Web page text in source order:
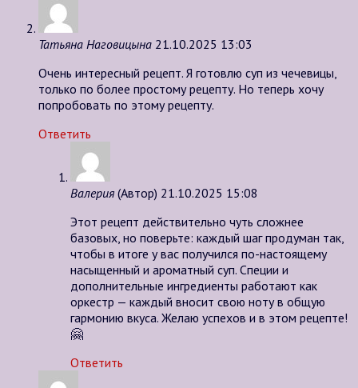
Татьяна Наговицына 21.10.2025 13:03
Очень интересный рецепт. Я готовлю суп из чечевицы,
только по более простому рецепту. Но теперь хочу
попробовать по этому рецепту.
Ответить
Валерия (Автор) 21.10.2025 15:08
Этот рецепт действительно чуть сложнее
базовых, но поверьте: каждый шаг продуман так,
чтобы в итоге у вас получился по-настоящему
насыщенный и ароматный суп. Специи и
дополнительные ингредиенты работают как
оркестр — каждый вносит свою ноту в общую
гармонию вкуса. Желаю успехов и в этом рецепте!
🤗
Ответить